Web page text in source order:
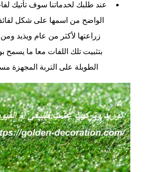
عند طلبك لخدماتنا سوف تأتيك
الواضح من اسمها على شكل
زراعتها لأكثر من عام ويذيد
بتثبيت تلك اللفات معا ما يسمح
الطويلة على التربة المجهزة